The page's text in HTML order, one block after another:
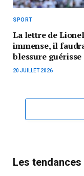
SPORT
La lettre de
immense, il
blessure guérisse
20 JUILLET 2026
Les tendances